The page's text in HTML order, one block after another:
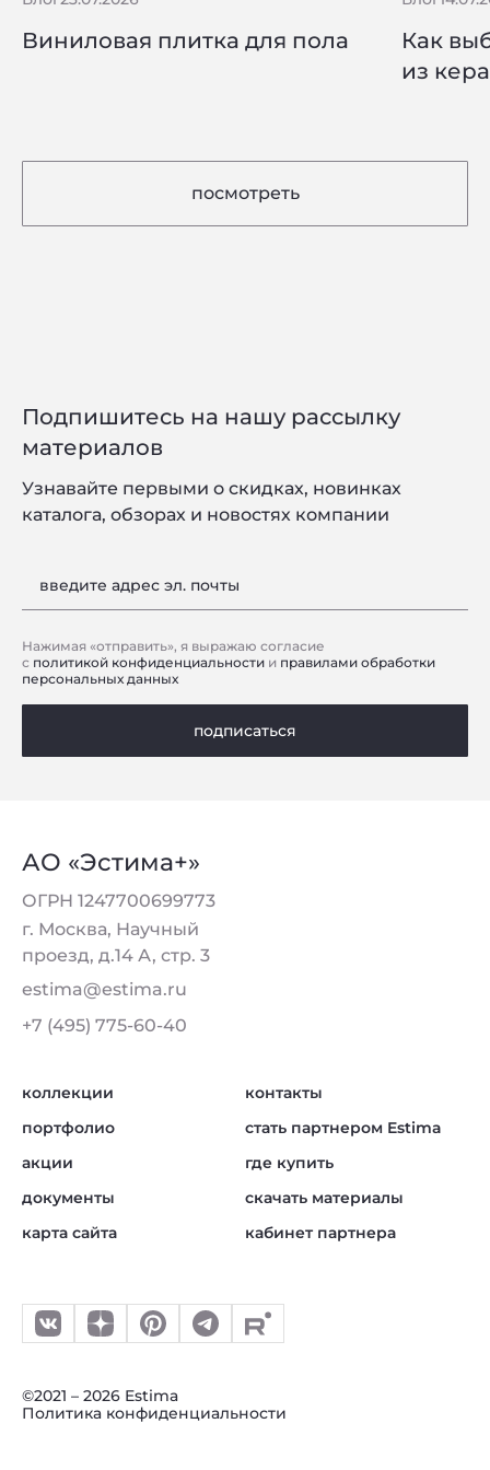
Виниловая плитка для пола
Как
из
посмотреть
Подпишитесь на нашу рассылку
материалов
Узнавайте первыми о скидках, новинках
каталога, обзорах и новостях компании
введите адрес эл. почты
Нажимая «отправить», я выражаю согласие
с политикой конфиденциальности и правилами обработки
персональных данных
подписаться
АО «Эстима+»
ОГРН 1247700699773
г. Москва, Научный
проезд, д.14 А, стр. 3
estima@estima.ru
+7 (495) 775-60-40
коллекции
портфолио
акции
документы
карта сайта
контакты
стать партнером Estima
где купить
скачать материалы
кабинет партнера
©2021 – 2026 Estima
Политика конфиденциальности